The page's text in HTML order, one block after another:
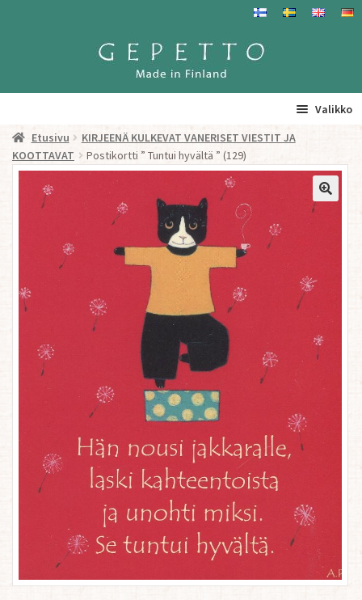
Siirry
Siirry
Valikko
Etusivu
Tuotteet
Tavataan täällä
Gepetto Jälleenmyyjille
Etusivu
KIRJEENÄ KULKEVAT VANERISET VIESTIT JA
KOOTTAVAT
Postikortti ” Tuntui hyvältä ” (129)